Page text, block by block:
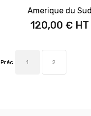
Amerique du Sud
120,00 €
Préc 1 2